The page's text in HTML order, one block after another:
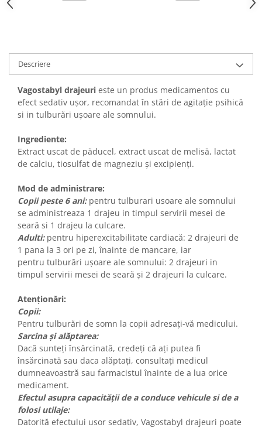
Descriere
Vagostabyl drajeuri este un produs medicamentos cu
efect sedativ ușor, recomandat în stări de agitație psihică
si in tulburări ușoare ale somnului.
Ingrediente:
Extract uscat de păducel, extract uscat de melisă, lactat
de calciu, tiosulfat de magneziu și excipienți.
Mod de administrare:
Copii peste 6 ani:pentru tulburari usoare ale somnului
se administreaza 1 drajeu in timpul servirii mesei de
seară si 1 drajeu la culcare.
Adulti: pentru hiperexcitabilitate cardiacă: 2 drajeuri de
1 pana la 3 ori pe zi, înainte de mancare, iar
pentru tulburări ușoare ale somnului: 2 drajeuri in
timpul servirii mesei de seară și 2 drajeuri la culcare.
Atenționări:
Copii:
Pentru tulburări de somn la copii adresați-vă medicului.
Sarcina și alăptarea:
Dacă sunteți însărcinată, credeți că ați putea fi
însărcinată sau daca alăptați, consultați medicul
dumneavoastră sau farmacistul înainte de a lua orice
medicament.
Efectul asupra capacității de a conduce vehicule si de a
folosi utilaje:
Datorită efectului usor sedativ, Vagostabyl drajeuri poate